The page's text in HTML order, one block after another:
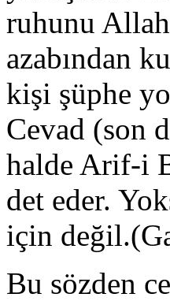
ruhunu
azabından
kişi şüphe
Cevad (son
halde Arif-i
det eder.
için
Bu sözden